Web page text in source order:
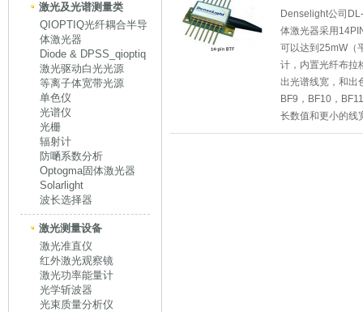
激光及光谱测量类
QIOPTIQ光纤耦合半导
体激光器
Diode & DPSS_qioptiq
激光驱动白光光源
等离子体宽带光源
单色仪
光谱仪
光栅
辐射计
防嗮系数分析
Optogma固体激光器
Solarlight
波长选择器
激光测量设备
激光准直仪
红外激光观察镜
激光功率能量计
光学斩波器
光束质量分析仪
Denselight公司
体激光器采用
可以达到25mW（
计，内置光纤布拉
出光谱线宽，和出
BF9，BF10，
长数值和更小的线